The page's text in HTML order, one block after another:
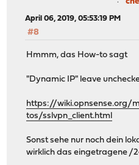
April 06, 2019, 05:53:19 PM
#8
Hmmm, das How-to sagt
"Dynamic IP" leave
https://wiki.opnsense.org/
tos/sslvpn_client.html
Sonst sehe nur noch dein
wirklich das eingetragene /